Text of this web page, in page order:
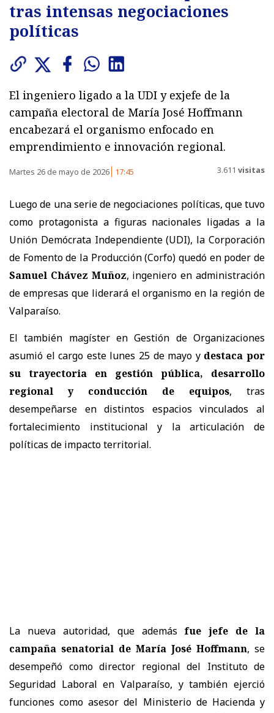
tras intensas negociaciones
políticas
El ingeniero ligado a la UDI y exjefe de la
campaña electoral de María José Hoffmann
encabezará el organismo enfocado en
emprendimiento e innovación regional.
Martes 26 de mayo de 2026 17:45 3.611 visitas
Luego de una serie de negociaciones políticas, que tuvo
como protagonista a figuras nacionales ligadas a la
Unión Demócrata Independiente (UDI), la Corporación
de Fomento de la Producción (Corfo) quedó en poder de
Samuel Chávez Muñoz, ingeniero en administración
de empresas que liderará el organismo en la región de
Valparaíso.
El también magíster en Gestión de Organizaciones
asumió el cargo este lunes 25 de mayo y destaca por
su trayectoria en gestión pública, desarrollo
regional y conducción de equipos, tras
desempeñarse en distintos espacios vinculados al
fortalecimiento institucional y la articulación de
políticas de impacto territorial.
La nueva autoridad, que además fue jefe de la
campaña senatorial de María José Hoffmann, se
desempeñó como director regional del Instituto de
Seguridad Laboral en Valparaíso, y también ejerció
funciones como asesor del Ministerio de Hacienda y